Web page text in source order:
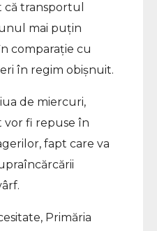
transportul
mai puțin
comparație cu
în regim obișnuit.
de miercuri,
fi repuse în
fapt care va
Primăria